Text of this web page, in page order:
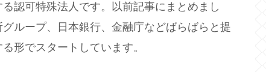
認可特殊法人です。以前記事にまとめまし
ループ、日本銀行、金融庁などばらばらと提
形でスタートしています。